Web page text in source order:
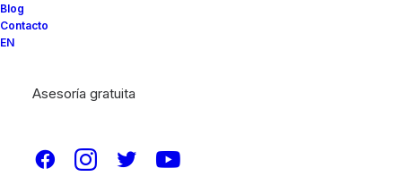
Blog
Contacto
EN
Asesoría gratuita